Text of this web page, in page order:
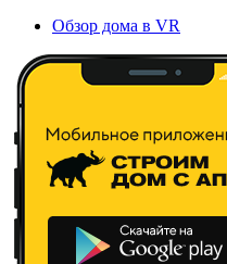
Обзор дома в VR